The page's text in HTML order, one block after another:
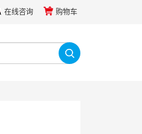
在线咨询 购物车